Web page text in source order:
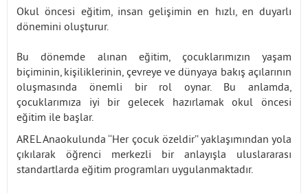
Okul öncesi eğitim, insan gelişimin en hızlı, en duyarlı
dönemini oluşturur.
Bu dönemde alınan eğitim, çocuklarımızın yaşam
biçiminin, kişiliklerinin, çevreye ve dünyaya bakış açılarının
oluşmasında önemli bir rol oynar. Bu anlamda,
çocuklarımıza iyi bir gelecek hazırlamak okul öncesi
eğitim ile başlar.
AREL Anaokulunda ‘‘Her çocuk özeldir’’ yaklaşımından yola
çıkılarak öğrenci merkezli bir anlayışla uluslararası
standartlarda eğitim programları uygulanmaktadır.